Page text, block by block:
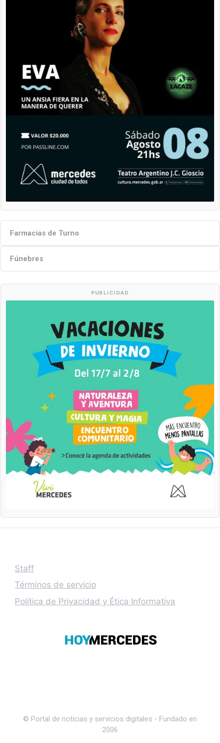
Farmacias de Turno
Fúnebres
PUBLICIDAD
Staff
Términos de servicio
Política de Privacidad y Ética Informativa
© Portal de noticias y servicios digitales - Fundado en
2006